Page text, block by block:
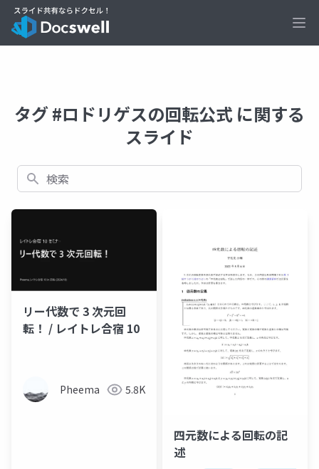
タグ #ロドリゲスの回転公式 に関する
スライド
検索
リー代数で 3 次元回
転！ / レイトレ合宿 10
Pheema 5.8K
四元数による回転の記
述